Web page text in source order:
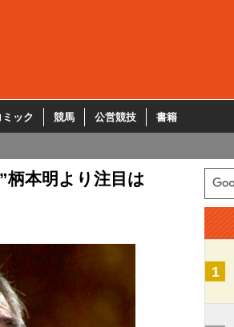
ミック 競馬 公営競技 書籍
柄本明より注目は
1